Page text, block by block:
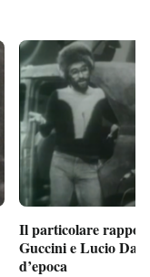
Il particolare
Guccini e Lucio
d’epoca